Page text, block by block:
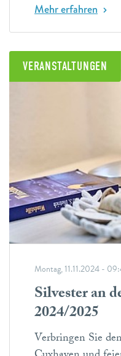
Mehr erfahren
VERANSTALTUNGEN
Montag, 11.11.2024 -
Silvester an
2024/2025
Verbringen Sie